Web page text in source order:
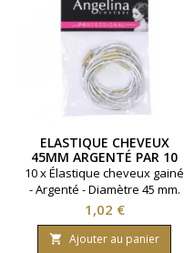
ELASTIQUE CHEVEUX
45MM ARGENTÉ PAR 10
10 x Élastique cheveux gainé
- Argenté - Diamètre 45 mm.
Prix
1,02 €
 Ajouter au panier